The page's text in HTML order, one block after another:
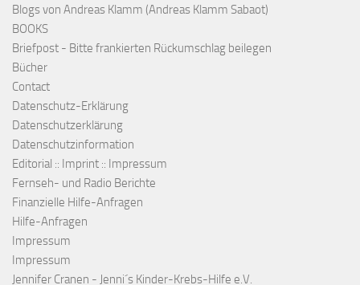
Blogs von Andreas Klamm (Andreas Klamm Sabaot)
BOOKS
Briefpost - Bitte frankierten Rückumschlag beilegen
Bücher
Contact
Datenschutz-Erklärung
Datenschutzerklärung
Datenschutzinformation
Editorial :: Imprint :: Impressum
Fernseh- und Radio Berichte
Finanzielle Hilfe-Anfragen
Hilfe-Anfragen
Impressum
Impressum
Jennifer Cranen - Jenni´s Kinder-Krebs-Hilfe e.V.